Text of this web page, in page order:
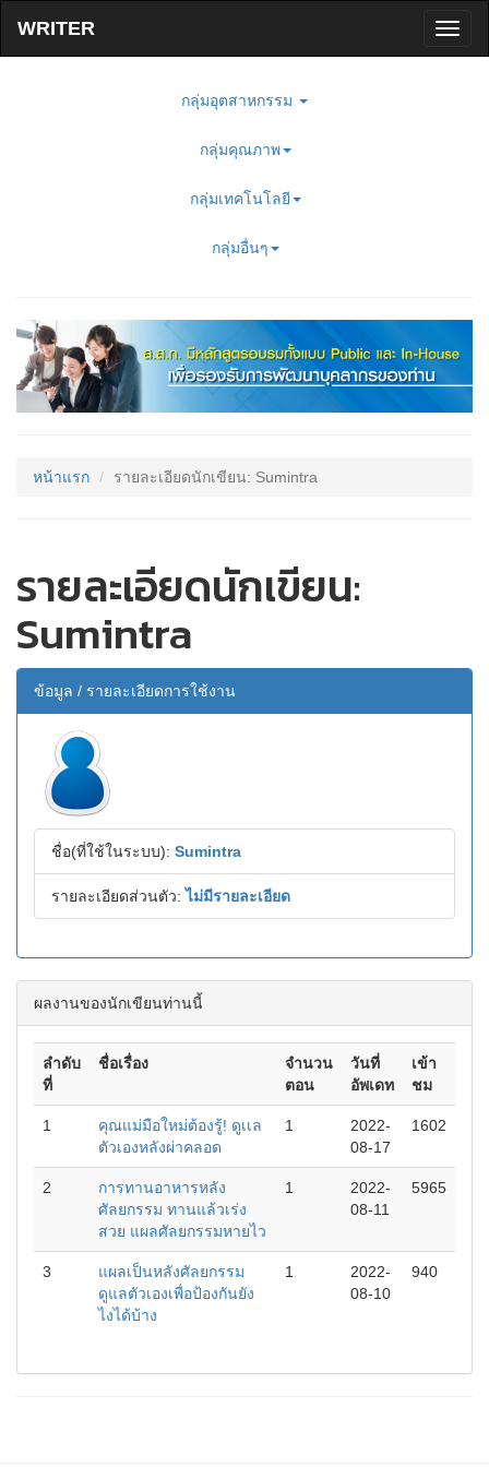
กลุ่มอุตสาหกรรม
กลุ่มคุณภาพ
กลุ่มเทคโนโลยี
กลุ่มอื่นๆ
หน้าแรก รายละเอียดนักเขียน: Sumintra
รายละเอียดนักเขียน:
Sumintra
ข้อมูล / รายละเอียดการใช้งาน
ชื่อ(ที่ใช้ในระบบ): Sumintra
รายละเอียดส่วนตัว:ไม่มีรายละเอียด
ผลงานของนักเขียนท่านนี้
ลำดับ
ที่
ชื่อเรื่อง
จำนวน
ตอน
วันที่
อัพเดท
เข้า
ชม
1
คุณแม่มือใหม่ต้องรู้! ดูเเล
ตัวเองหลังผ่าคลอด
1
2022-
08-17
1602
2
การทานอาหารหลัง
ศัลยกรรม ทานแล้วเร่ง
สวย แผลศัลยกรรมหายไว
1
2022-
08-11
5965
3
แผลเป็นหลังศัลยกรรม
ดูแลตัวเองเพื่อป้องกันยัง
ไงได้บ้าง
1
2022-
08-10
940